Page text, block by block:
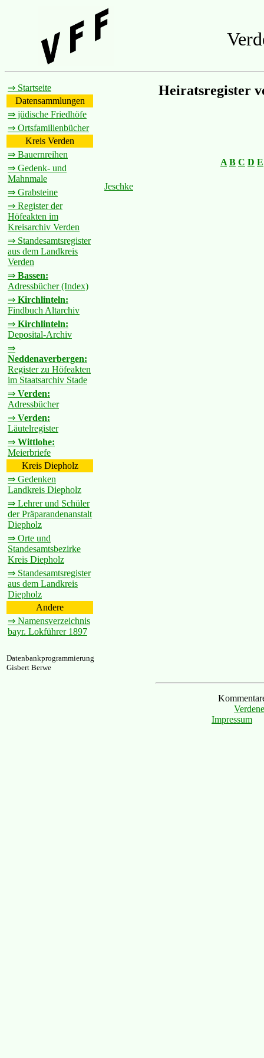
⇒ Startseite
Datensammlungen
⇒ jüdische Friedhöfe
⇒ Ortsfamilienbücher
Kreis Verden
⇒ Bauernreihen
⇒ Gedenk- und
Mahnmale
⇒ Grabsteine
⇒ Register der
Höfeakten im
Kreisarchiv Verden
⇒ Standesamtsregister
aus dem Landkreis
Verden
⇒ Bassen:
Adressbücher (Index)
⇒ Kirchlinteln:
Findbuch Altarchiv
⇒ Kirchlinteln:
Deposital-Archiv
⇒
Neddenaverbergen:
Register zu Höfeakten
im Staatsarchiv Stade
⇒ Verden:
Adressbücher
⇒ Verden:
Läutelregister
⇒ Wittlohe:
Meierbriefe
Kreis Diepholz
⇒ Gedenken
Landkreis Diepholz
⇒ Lehrer und Schüler
der Präparandenanstalt
Diepholz
⇒ Orte und
Standesamtsbezirke
Kreis Diepholz
⇒ Standesamtsregister
aus dem Landkreis
Diepholz
Andere
⇒ Namensverzeichnis
bayr. Lokführer 1897
Heiratsregister
A B C D E
Jeschke
Datenbankprogrammierung
Gisbert Berwe
Impressum